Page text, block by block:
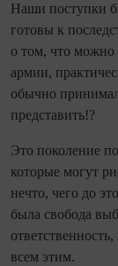
Наши поступки
готовы к
о том, что можно
армии,
обычно
представить!?
Это поколение
которые могут
нечто, чего до
была свобода
всем этим.